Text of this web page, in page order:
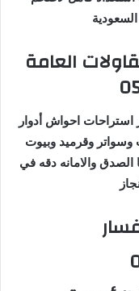
احواش أدوار
وقرميد وبيوت
والامانه دقه في